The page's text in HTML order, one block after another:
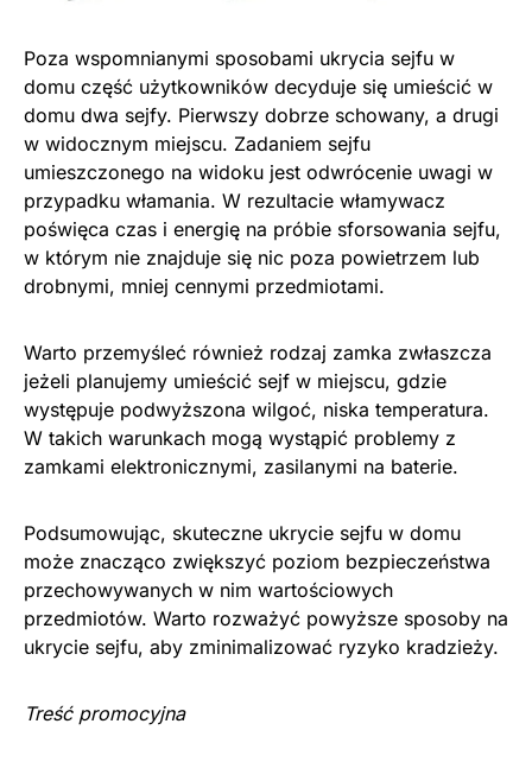
Poza wspomnianymi sposobami ukrycia sejfu w
domu część użytkowników decyduje się umieścić w
domu dwa sejfy. Pierwszy dobrze schowany, a drugi
w widocznym miejscu. Zadaniem sejfu
umieszczonego na widoku jest odwrócenie uwagi w
przypadku włamania. W rezultacie włamywacz
poświęca czas i energię na próbie sforsowania sejfu,
w którym nie znajduje się nic poza powietrzem lub
drobnymi, mniej cennymi przedmiotami.
Warto przemyśleć również rodzaj zamka zwłaszcza
jeżeli planujemy umieścić sejf w miejscu, gdzie
występuje podwyższona wilgoć, niska temperatura.
W takich warunkach mogą wystąpić problemy z
zamkami elektronicznymi, zasilanymi na baterie.
Podsumowując, skuteczne ukrycie sejfu w domu
może znacząco zwiększyć poziom bezpieczeństwa
przechowywanych w nim wartościowych
przedmiotów. Warto rozważyć powyższe sposoby na
ukrycie sejfu, aby zminimalizować ryzyko kradzieży.
Treść promocyjna